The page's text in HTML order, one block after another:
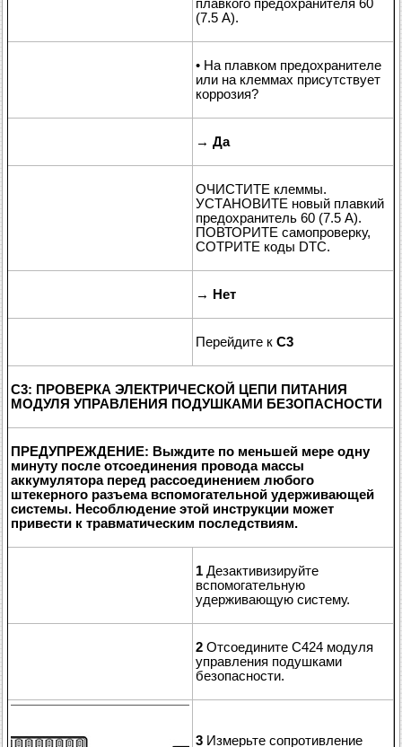
плавкого предохранителя 60
(7.5 A).
• На плавком предохранителе
или на клеммах присутствует
коррозия?
→ Да
ОЧИСТИТЕ клеммы.
УСТАНОВИТЕ новый плавкий
предохранитель 60 (7.5 A).
ПОВТОРИТЕ самопроверку,
СОТРИТЕ коды DTC.
→ Нет
Перейдите к C3
C3: ПРОВЕРКА ЭЛЕКТРИЧЕСКОЙ ЦЕПИ ПИТАНИЯ
МОДУЛЯ УПРАВЛЕНИЯ ПОДУШКАМИ БЕЗОПАСНОСТИ
ПРЕДУПРЕЖДЕНИЕ: Выждите по меньшей мере одну
минуту после отсоединения провода массы
аккумулятора перед рассоединением любого
штекерного разъема вспомогательной удерживающей
системы. Несоблюдение этой инструкции может
привести к травматическим последствиям.
1 Дезактивизируйте
вспомогательную
удерживающую систему.
2 Отсоедините C424 модуля
управления подушками
безопасности.
3 Измерьте сопротивление